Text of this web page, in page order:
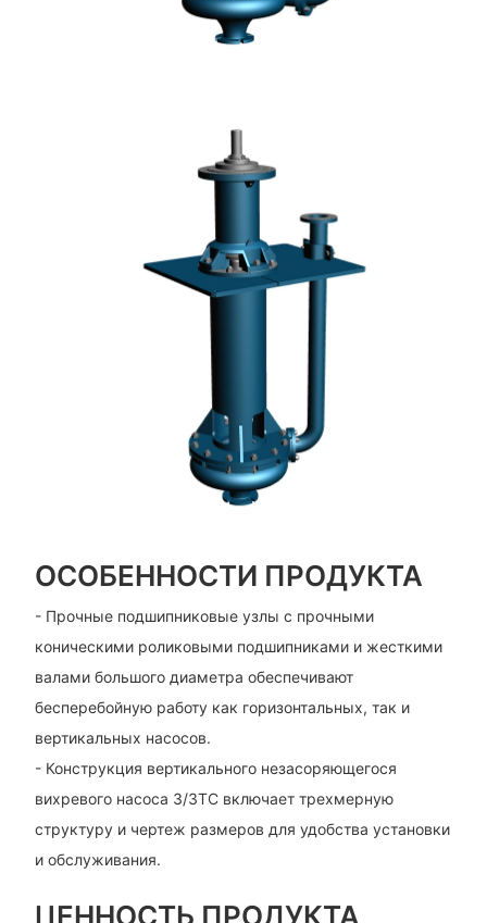
ОСОБЕННОСТИ ПРОДУКТА
- Прочные подшипниковые узлы с прочными
коническими роликовыми подшипниками и жесткими
валами большого диаметра обеспечивают
бесперебойную работу как горизонтальных, так и
вертикальных насосов.
- Конструкция вертикального незасоряющегося
вихревого насоса 3/3TC включает трехмерную
структуру и чертеж размеров для удобства установки
и обслуживания.